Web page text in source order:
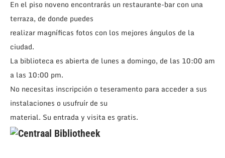
En el piso noveno encontrarás un restaurante-bar con una
terraza, de donde puedes
realizar magníficas fotos con los mejores ángulos de la
ciudad.
La biblioteca es abierta de lunes a domingo, de las 10:00 am
a las 10:00 pm.
No necesitas inscripción o teseramento para acceder a sus
instalaciones o usufruír de su
material. Su entrada y visita es gratis.